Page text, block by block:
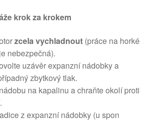
krok za krokem
zcela vychladnout(práce na horké
nebezpečná).
uzávěr expanzní nádobky a
zbytkový tlak.
na kapalinu a chraňte okolí proti
z expanzní nádobky (u spon